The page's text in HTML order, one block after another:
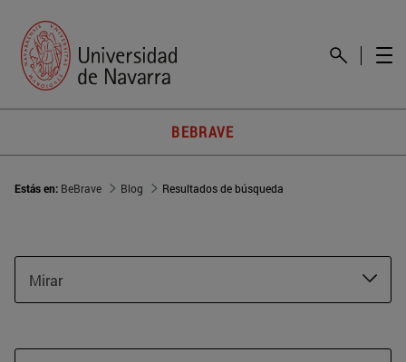
BEBRAVE
Estás en: BeBrave Blog Resultados de búsqueda
Mirar